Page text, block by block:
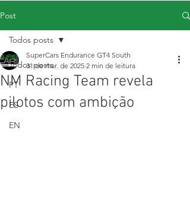
Post
Todos posts
PT
ES
EN
Todos posts
NM Racing Team revela
pilotos com ambição
SuperCars Endurance GT4 South
31 de mar. de 2025 2 min de leitura